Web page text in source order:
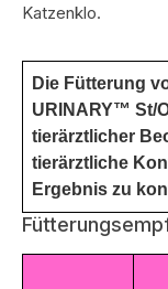
Katzenklo.
Die Fütterung
URINARY™ St/
tierärztlicher
tierärztliche
Ergebnis zu